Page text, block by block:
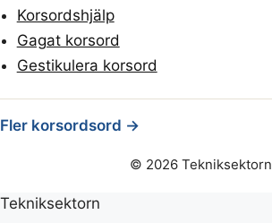
Korsordshjälp
Gagat korsord
Gestikulera korsord
Fler korsordsord →
© 2026 Tekniksektorn
Tekniksektorn